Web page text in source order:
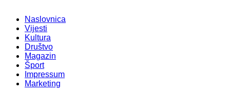
Naslovnica
Vijesti
Kultura
Društvo
Magazin
Šport
Impressum
Marketing